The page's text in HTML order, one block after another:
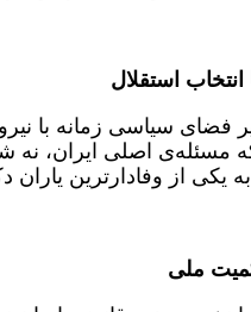
انتخاب استقلال
فضای سیاسی زمانه با
مسئله‌ی اصلی ایران، نه
یکی از وفادارترین
ملی